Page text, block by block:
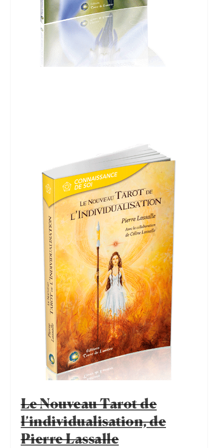
Le Nouveau Tarot de
l’individualisation, de
Pierre Lassalle